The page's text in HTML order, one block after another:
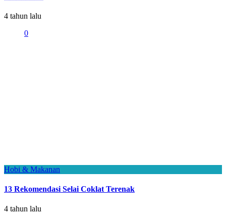
4 tahun lalu
0
Hobi & Makanan
13 Rekomendasi Selai Coklat Terenak
4 tahun lalu